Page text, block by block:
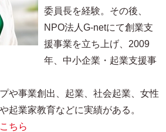
委員長を経験。その後、
NPO法人G-netにて創業支
援事業を立ち上げ、2009
年、中小企業・起業支援事
や事業創出、起業、社会起業、女性
起業家教育などに実績がある。
ちら